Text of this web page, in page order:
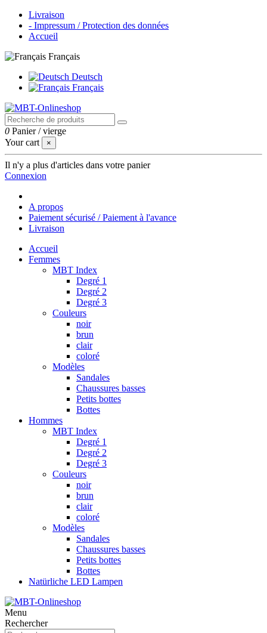
Livraison
- Impressum / Protection des données
Accueil
Français
Deutsch
Français
0 Panier /vierge
Your cart
×
Il n'y a plus d'articles dans votre panier
Connexion
A propos
Paiement sécurisé / Paiement à l'avance
Livraison
Accueil
Femmes
MBT Index
Degré 1
Degré 2
Degré 3
Couleurs
noir
brun
clair
coloré
Modèles
Sandales
Chaussures basses
Petits bottes
Bottes
Hommes
MBT Index
Degré 1
Degré 2
Degré 3
Couleurs
noir
brun
clair
coloré
Modèles
Sandales
Chaussures basses
Petits bottes
Bottes
Natürliche LED Lampen
Menu
Rechercher